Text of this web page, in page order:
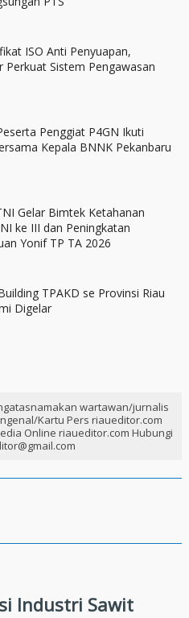
ISO Anti Penyuapan,
Perkuat Sistem Pengawasan
Penggiat P4GN Ikuti
Kepala BNNK Pekanbaru
Gelar Bimtek Ketahanan
ke III dan Peningkatan
Yonif TP TA 2026
TPAKD se Provinsi Riau
Digelar
wartawan/jurnalis
Kartu Pers riaueditor.com
Online riaueditor.com Hubungi
Industri Sawit